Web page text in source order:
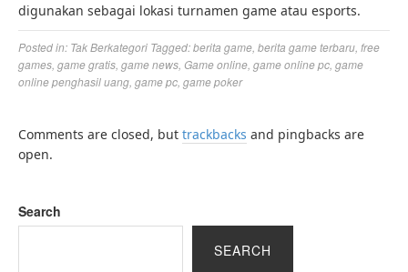
digunakan sebagai lokasi turnamen game atau esports.
Posted in: Tak Berkategori Tagged:berita game berita game terbaru free
games game gratis game news Game online game online pc game
online penghasil uang game pc game poker
Comments are closed, but trackbacks and pingbacks are
open.
Search
SEARCH